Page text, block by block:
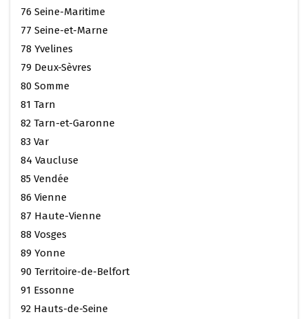
76 Seine-Maritime
77 Seine-et-Marne
78 Yvelines
79 Deux-Sèvres
80 Somme
81 Tarn
82 Tarn-et-Garonne
83 Var
84 Vaucluse
85 Vendée
86 Vienne
87 Haute-Vienne
88 Vosges
89 Yonne
90 Territoire-de-Belfort
91 Essonne
92 Hauts-de-Seine